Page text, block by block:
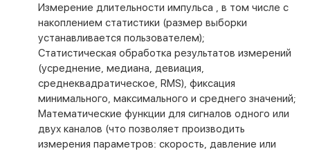
Измерение длительности импульса , в том числе с
накоплением статистики (размер выборки
устанавливается пользователем);
Статистическая обработка результатов измерений
(усреднение, медиана, девиация,
среднеквадратическое, RMS), фиксация
минимального, максимального и среднего значений;
Математические функции для сигналов одного или
двух каналов (что позволяет производить
измерения параметров: скорость, давление или